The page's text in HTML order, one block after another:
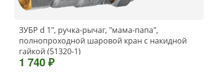
ЗУБР d 1″, ручка-рычаг, ″мама-папа″,
полнопроходной шаровой кран с накидной
гайкой (51320-1)
1 740 ₽